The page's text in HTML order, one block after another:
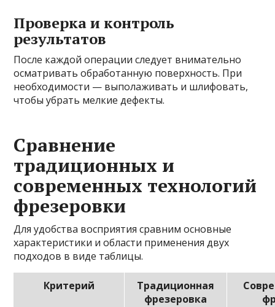
Проверка и контроль
результатов
После каждой операции следует внимательно
осматривать обработанную поверхность. При
необходимости — выполаживать и шлифовать,
чтобы убрать мелкие дефекты.
Сравнение
традиционных и
современных технологий
фрезеровки
Для удобства восприятия сравним основные
характеристики и области применения двух
подходов в виде таблицы.
Критерий
Традиционная
фрезеровка